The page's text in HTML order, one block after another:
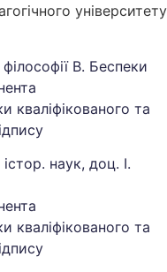
університету
В. Беспеки
кваліфікованого та
наук, доц. І.
кваліфікованого та